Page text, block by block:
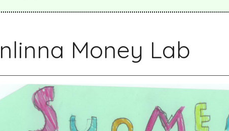
Money Lab